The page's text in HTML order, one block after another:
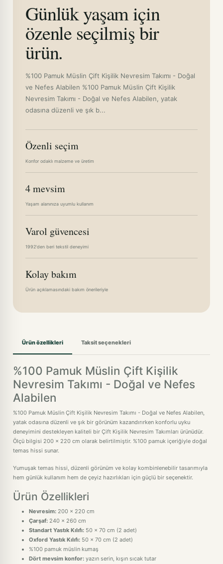
Günlük yaşam için
özenle seçilmiş bir
ürün.
%100 Pamuk Müslin Çift Kişilik Nevresim Takımı - Doğal
ve Nefes Alabilen %100 Pamuk Müslin Çift Kişilik
Nevresim Takımı - Doğal ve Nefes Alabilen, yatak
odasına düzenli ve şık b...
Özenli seçim
Konfor odaklı malzeme ve üretim
4 mevsim
Yaşam alanınıza uyumlu kullanım
Varol güvencesi
1992'den beri tekstil deneyimi
Kolay bakım
Ürün açıklamasındaki bakım önerileriyle
Ürün özellikleri Taksit seçenekleri
%100 Pamuk Müslin Çift Kişilik
Nevresim Takımı - Doğal ve Nefes
Alabilen
%100 Pamuk Müslin Çift Kişilik Nevresim Takımı - Doğal ve Nefes Alabilen,
yatak odasına düzenli ve şık bir görünüm kazandırırken konforlu uyku
deneyimini destekleyen kaliteli bir Çift Kişilik Nevresim Takımları ürünüdür.
Ölçü bilgisi 200 x 220 cm olarak belirtilmiştir. %100 pamuk içeriğiyle doğal
temas hissi sunar.
Yumuşak temas hissi, düzenli görünüm ve kolay kombinlenebilir tasarımıyla
hem günlük kullanım hem de çeyiz hazırlıkları için güçlü bir seçenektir.
Ürün Özellikleri
Nevresim: 200 x 220 cm
Çarşaf: 240 x 260 cm
Standart Yastık Kılıfı: 50 x 70 cm (2 adet)
Oxford Yastık Kılıfı: 50 x 70 cm (2 adet)
%100 pamuk müslin kumaş
Dört mevsim konfor: yazın serin, kışın sıcak tutar